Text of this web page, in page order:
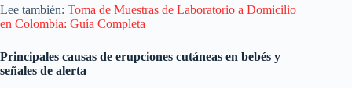
Lee también: Toma de Muestras de Laboratorio a Domicilio
en Colombia: Guía Completa
Principales causas de erupciones cutáneas en bebés y
señales de alerta